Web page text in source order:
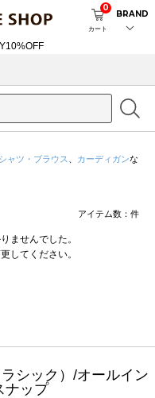
カート
0
BRAND
シャツ・ブラウス カーディガンな
アイテム数： 件
ませんでした。
してください。
シック）/オールイン
ナップ